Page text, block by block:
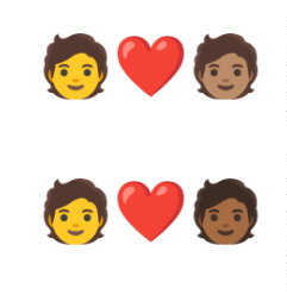
🧑‍❤️‍🧑🏽
🧑‍❤️‍🧑🏾